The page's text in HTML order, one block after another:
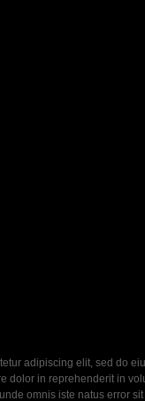
adipiscing elit, sed do
dolor in reprehenderit in
omnis iste natus error